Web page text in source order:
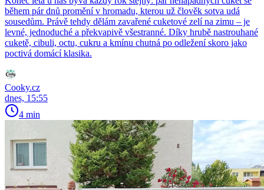
během pár dnů promění v hromadu, kterou už člověk sotva udá
sousedům. Právě tehdy dělám zavařené cuketové zelí na zimu – je
levné, jednoduché a překvapivě všestranné. Díky hrubě nastrouhané
cuketě, cibuli, octu, cukru a kmínu chutná po odležení skoro jako
poctivá domácí klasika.
Cooky.cz
dnes, 15:55
4 min